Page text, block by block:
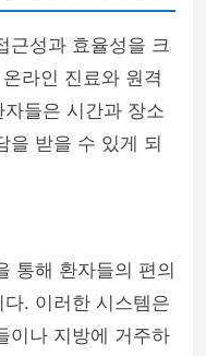
근성과 효율성을 크
라인 진료와 원격
들은 시간과 장소
을 받을 수 있게 되
통해 환자들의 편의
. 이러한 시스템은
이나 지방에 거주하